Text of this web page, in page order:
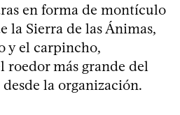
en forma de montículo
la Sierra de las Ánimas,
y el carpincho,
roedor más grande del
la organización.